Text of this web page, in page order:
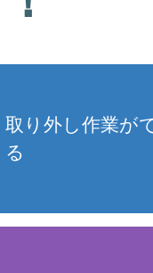
取り外し作業が
る